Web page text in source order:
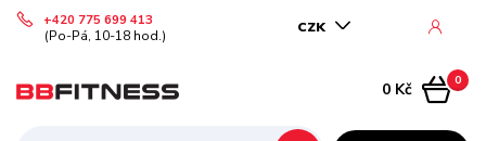
CZK
+420 775 699 413
(Po-Pá, 10-18 hod.)
0
0 Kč